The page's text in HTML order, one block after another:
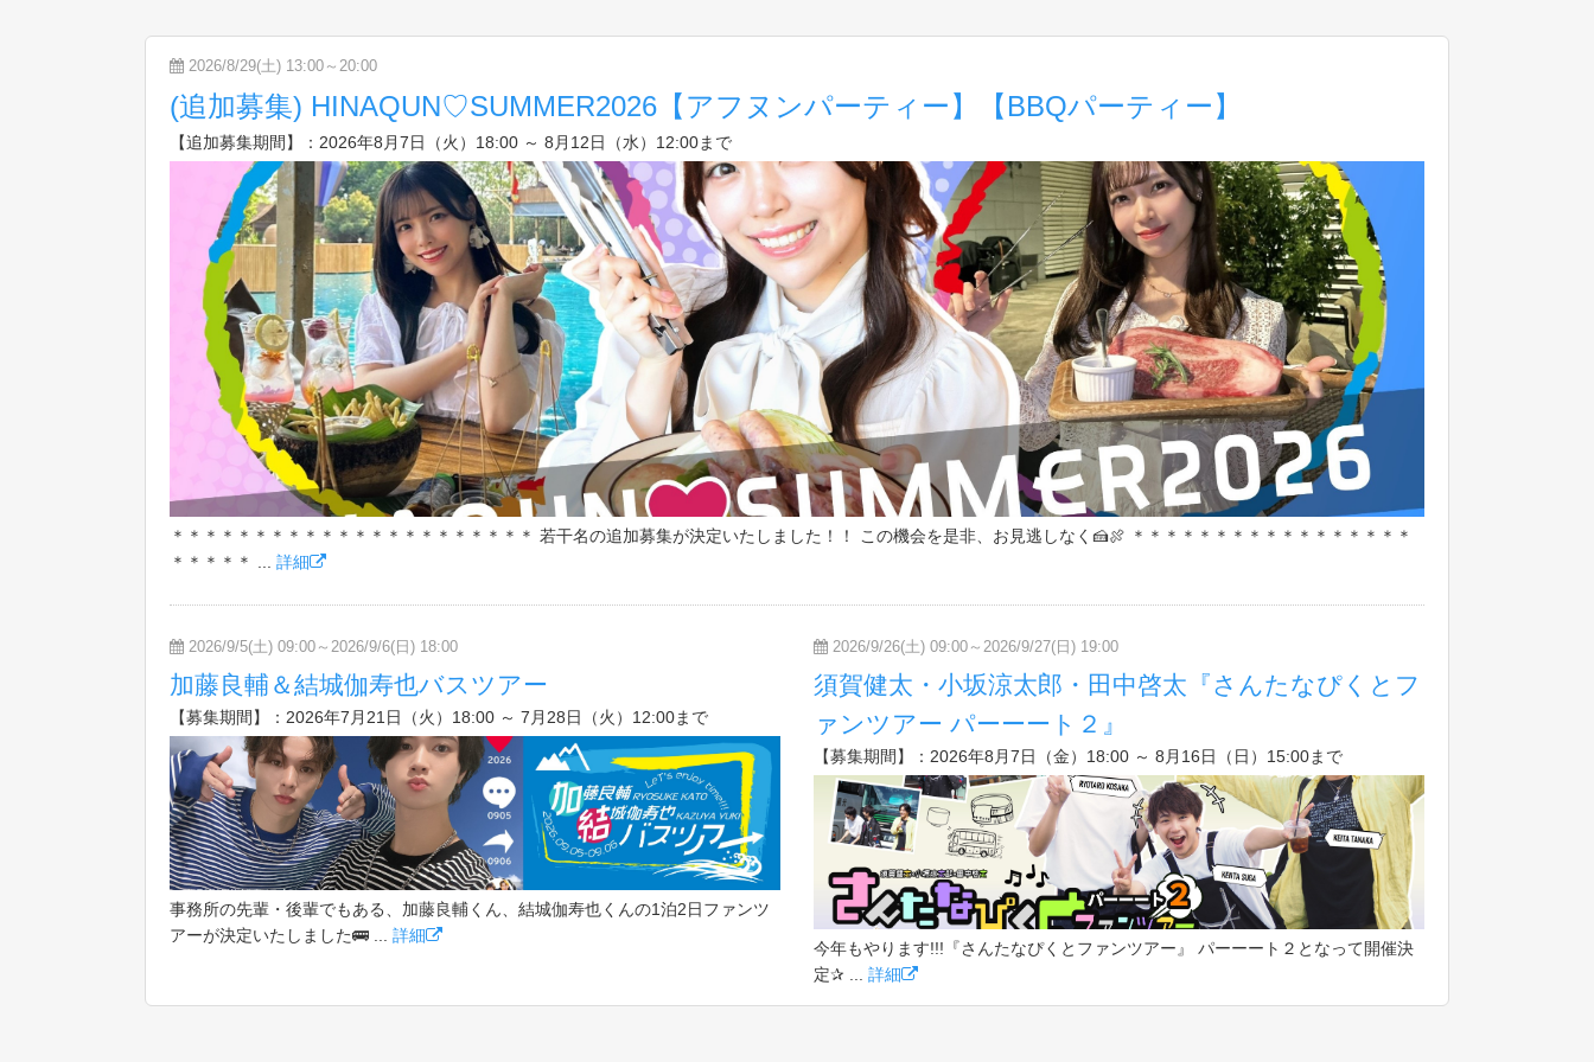
2026/8/29(土) 13:00～20:00
(追加募集) HINAQUN♡SUMMER2026【アフヌンパーティー】【BBQパーティー】
【追加募集期間】：2026年8月7日（火）18:00 ～ 8月12日（水）12:00まで
＊＊＊＊＊＊＊＊＊＊＊＊＊＊＊＊＊＊＊＊＊＊ 若干名の追加募集が決定いたしました！！ この機会を是非、お見逃しなく🍰🍖 ＊＊＊＊＊＊＊＊＊＊＊＊＊＊＊＊＊
＊＊＊＊＊ ... 詳細
2026/9/5(土) 09:00～2026/9/6(日) 18:00
加藤良輔＆結城伽寿也バスツアー
【募集期間】：2026年7月21日（火）18:00 ～ 7月28日（火）12:00まで
事務所の先輩・後輩でもある、加藤良輔くん、結城伽寿也くんの1泊2日ファンツ
アーが決定いたしました🚌 ... 詳細
2026/9/26(土) 09:00～2026/9/27(日) 19:00
須賀健太・小坂涼太郎・田中啓太『さんたなぴくとフ
ァンツアー パーーート２』
【募集期間】：2026年8月7日（金）18:00 ～ 8月16日（日）15:00まで
今年もやります!!!『さんたなぴくとファンツアー』 パーーート２となって開催決
定✰ ... 詳細